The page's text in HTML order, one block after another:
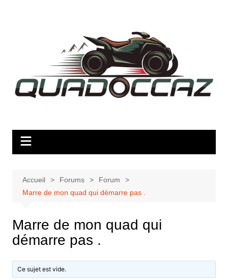
Accueil Forums
Forum
Marre de mon quad qui démarre pas .
Marre de mon quad qui
démarre pas .
Ce sujet est vide.